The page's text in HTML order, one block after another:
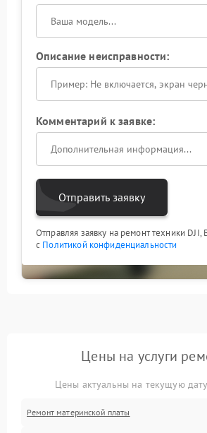
Описание неисправности:
Комментарий к заявке:
Отправить заявку
Отправляя заявку на ремонт техники DJI,
с Политикой конфиденциальности
Цены на услуги
Цены актуальны на текущую
Ремонт материнской платы